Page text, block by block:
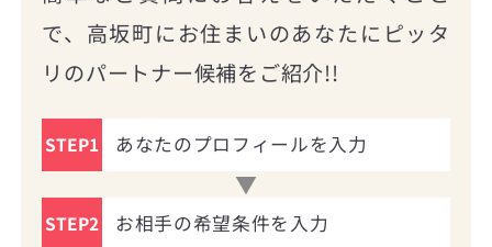
で、高坂町にお住まいのあなたにピッタ
リのパートナー候補をご紹介!!
STEP1 あなたのプロフィールを入力
STEP2 お相手の希望条件を入力